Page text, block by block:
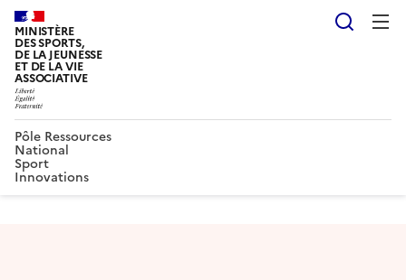
MINISTÈRE
DES SPORTS,
DE LA JEUNESSE
ET DE LA VIE
ASSOCIATIVE
Pôle Ressources
National
Sport
Innovations